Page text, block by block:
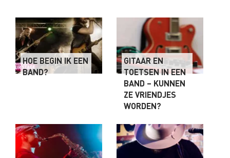
HOE BEGIN IK EEN
BAND?
GITAAR EN
TOETSEN IN EEN
BAND – KUNNEN
ZE VRIENDJES
WORDEN?